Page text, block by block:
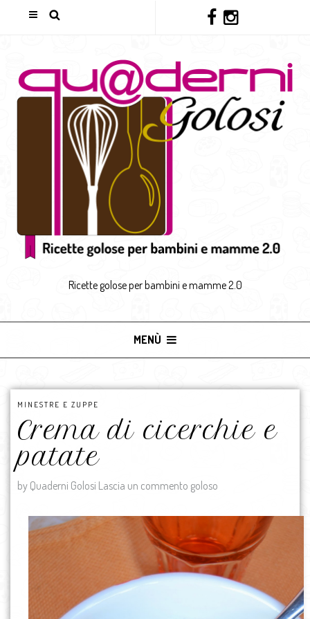
Ricette golose per bambini e mamme 2.0
MENÙ
MINESTRE E ZUPPE
Crema di cicerchie e
patate
by Quaderni Golosi Lascia un commento goloso